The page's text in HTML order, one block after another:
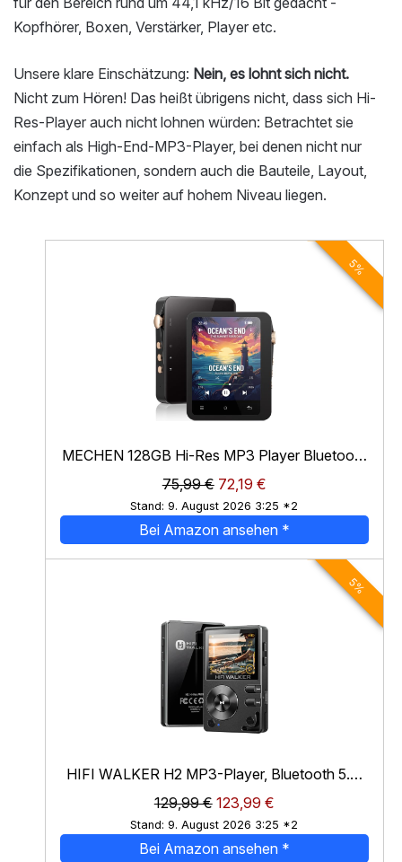
Kopfhörer, Boxen, Verstärker, Player etc.
Unsere klare Einschätzung: Nein, es lohnt sich nicht.
Nicht zum Hören! Das heißt übrigens nicht, dass sich Hi-
Res-Player auch nicht lohnen würden: Betrachtet sie
einfach als High-End-MP3-Player, bei denen nicht nur
die Spezifikationen, sondern auch die Bauteile, Layout,
Konzept und so weiter auf hohem Niveau liegen.
5%
MECHEN 128GB Hi-Res MP3 Player Bluetooth
für Audiophile*
75,99 € 72,19 €
Stand: 9. August 2026 3:25 *2
Bei Amazon ansehen *
5%
HIFI WALKER H2 MP3-Player, Bluetooth 5.2,
Hi-Res FLAC, 64 GB microSD-Karte
129,99 € 123,99 €
Stand: 9. August 2026 3:25 *2
Bei Amazon ansehen *